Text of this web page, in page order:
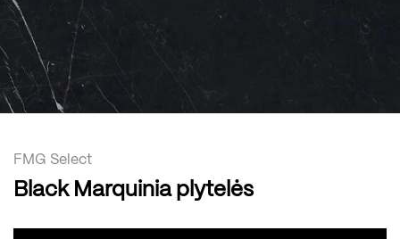
FMG Select
Black Marquinia plytelės
Boen parketlentės
Specialūs pasiūlymai TOP